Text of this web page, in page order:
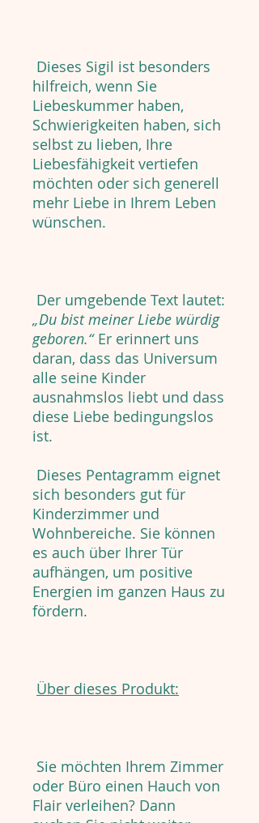
Dieses Sigil ist besonders
hilfreich, wenn Sie
Liebeskummer haben,
Schwierigkeiten haben, sich
selbst zu lieben, Ihre
Liebesfähigkeit vertiefen
möchten oder sich generell
mehr Liebe in Ihrem Leben
wünschen.
Der umgebende Text lautet:
„Du bist meiner Liebe würdig
geboren.“Er erinnert uns
daran, dass das Universum
alle seine Kinder
ausnahmslos liebt und dass
diese Liebe bedingungslos
ist.
Dieses Pentagramm eignet
sich besonders gut für
Kinderzimmer und
Wohnbereiche. Sie können
es auch über Ihrer Tür
aufhängen, um positive
Energien im ganzen Haus zu
fördern.
Über dieses Produkt:
Sie möchten Ihrem Zimmer
oder Büro einen Hauch von
Flair verleihen? Dann